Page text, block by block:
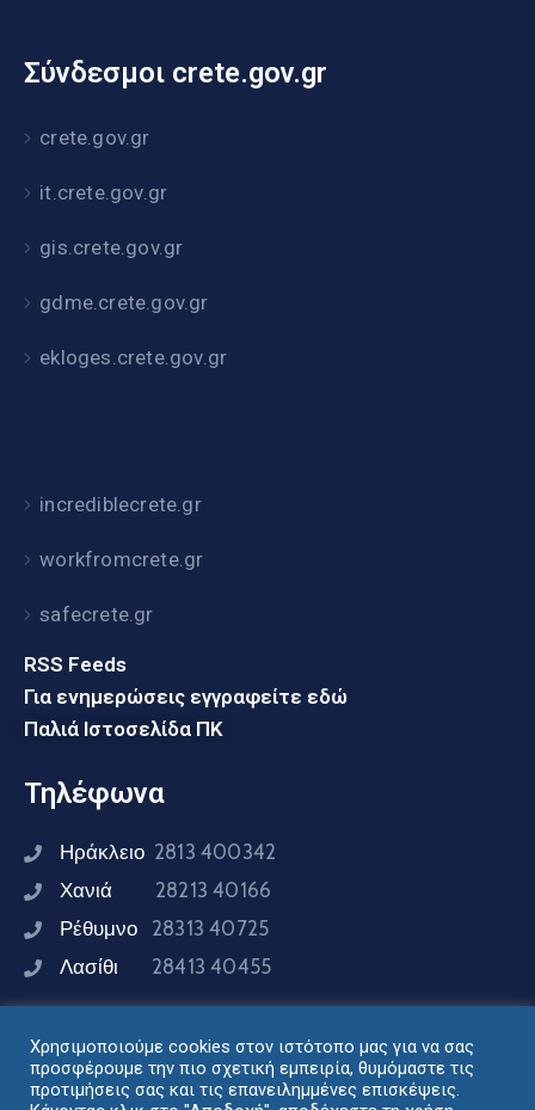
Σύνδεσμοι crete.gov.gr
crete.gov.gr
it.crete.gov.gr
gis.crete.gov.gr
gdme.crete.gov.gr
ekloges.crete.gov.gr
incrediblecrete.gr
workfromcrete.gr
safecrete.gr
RSS Feeds
Για ενημερώσεις εγγραφείτε εδώ
Παλιά Ιστοσελίδα ΠΚ
Τηλέφωνα
Ηράκλειο 2813 400342
Χανιά 28213 40166
Ρέθυμνο 28313 40725
Λασίθι 28413 40455
Συνδεθείτε μαζί μας
Χρησιμοποιούμε cookies στον ιστότοπο μας για να σας
προσφέρουμε την πιο σχετική εμπειρία, θυμόμαστε τις
προτιμήσεις σας και τις επανειλημμένες επισκέψεις.